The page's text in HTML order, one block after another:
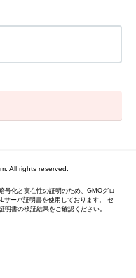
All rights reserved.
号化と実在性の証明のため、GMOグロ
サーバ証明書を使用しております。 セ
明書の検証結果をご確認ください。